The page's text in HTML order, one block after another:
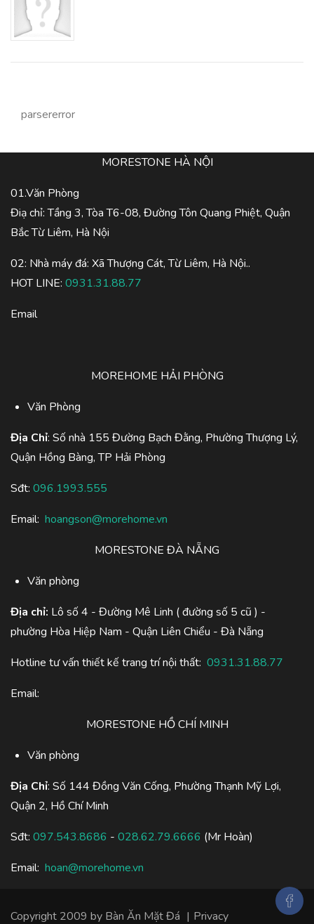
parsererror
MORESTONE HÀ NỘI
01.Văn Phòng
Điạ chỉ: Tầng 3, Tòa T6-08, Đường Tôn Quang Phiệt, Quận
Bắc Từ Liêm, Hà Nội
02: Nhà máy đá: Xã Thượng Cát, Từ Liêm, Hà Nội..
HOT LINE: 0931.31.88.77
Email
MOREHOME HẢI PHÒNG
Văn Phòng
Địa Chỉ: Số nhà 155 Đường Bạch Đằng, Phường Thượng Lý,
Quận Hồng Bàng, TP Hải Phòng
Sđt: 096.1993.555
Email: hoangson@morehome.vn
MORESTONE ĐÀ NẴNG
Văn phòng
Địa chỉ: Lô số 4 - Đường Mê Linh ( đường số 5 cũ ) -
phường Hòa Hiệp Nam - Quận Liên Chiểu - Đà Nẵng
Hotline tư vấn thiết kế trang trí nội thất: 0931.31.88.77
Email:
MORESTONE HỒ CHÍ MINH
Văn phòng
Địa Chỉ: Số 144 Đồng Văn Cống, Phường Thạnh Mỹ Lợi,
Quận 2, Hồ Chí Minh
Sđt: 097.543.8686 - 028.62.79.6666 (Mr Hoàn)
Email: hoan@morehome.vn
Copyright 2009 by Bàn Ăn Mặt Đá | Privacy